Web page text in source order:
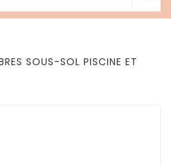
SOUS-SOL PISCINE ET